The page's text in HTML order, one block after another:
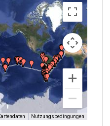
Nutzungsbedingungen